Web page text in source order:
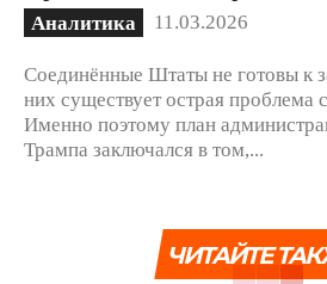
Аналитика 11.03.2026
Соединённые Штаты не готовы к
них существует острая проблема
Именно поэтому план
Трампа заключался в том,...
ЧИТАЙТЕ